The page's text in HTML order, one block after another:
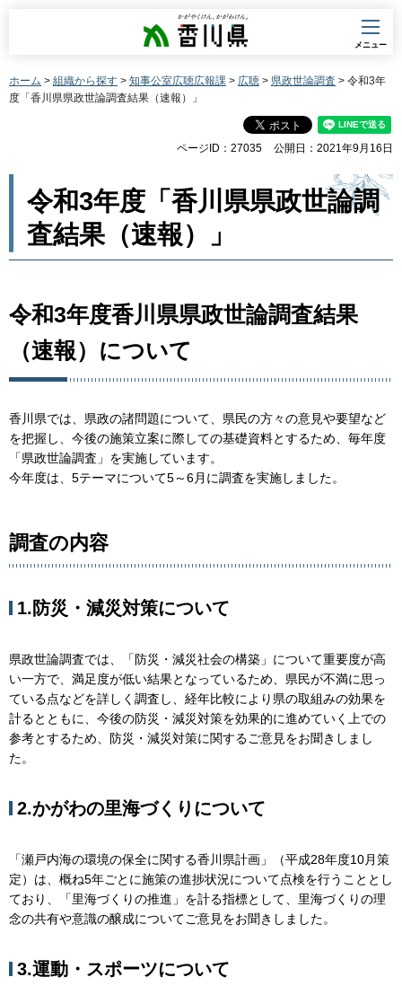
香川県
メニュー
ホーム > 組織から探す > 知事公室広聴広報課 > 広聴 > 県政世論調査 > 令和3年
度「香川県県政世論調査結果（速報）」
ページID：27035 公開日：2021年9月16日
令和3年度「香川県県政世論調
査結果（速報）」
令和3年度香川県県政世論調査結果
（速報）について
香川県では、県政の諸問題について、県民の方々の意見や要望など
を把握し、今後の施策立案に際しての基礎資料とするため、毎年度
「県政世論調査」を実施しています。
今年度は、5テーマについて5～6月に調査を実施しました。
調査の内容
1.防災・減災対策について
県政世論調査では、「防災・減災社会の構築」について重要度が高
い一方で、満足度が低い結果となっているため、県民が不満に思っ
ている点などを詳しく調査し、経年比較により県の取組みの効果を
計るとともに、今後の防災・減災対策を効果的に進めていく上での
参考とするため、防災・減災対策に関するご意見をお聞きしまし
た。
2.かがわの里海づくりについて
「瀬戸内海の環境の保全に関する香川県計画」（平成28年度10月策
定）は、概ね5年ごとに施策の進捗状況について点検を行うこととし
ており、「里海づくりの推進」を計る指標として、里海づくりの理
念の共有や意識の醸成についてご意見をお聞きしました。
3.運動・スポーツについて